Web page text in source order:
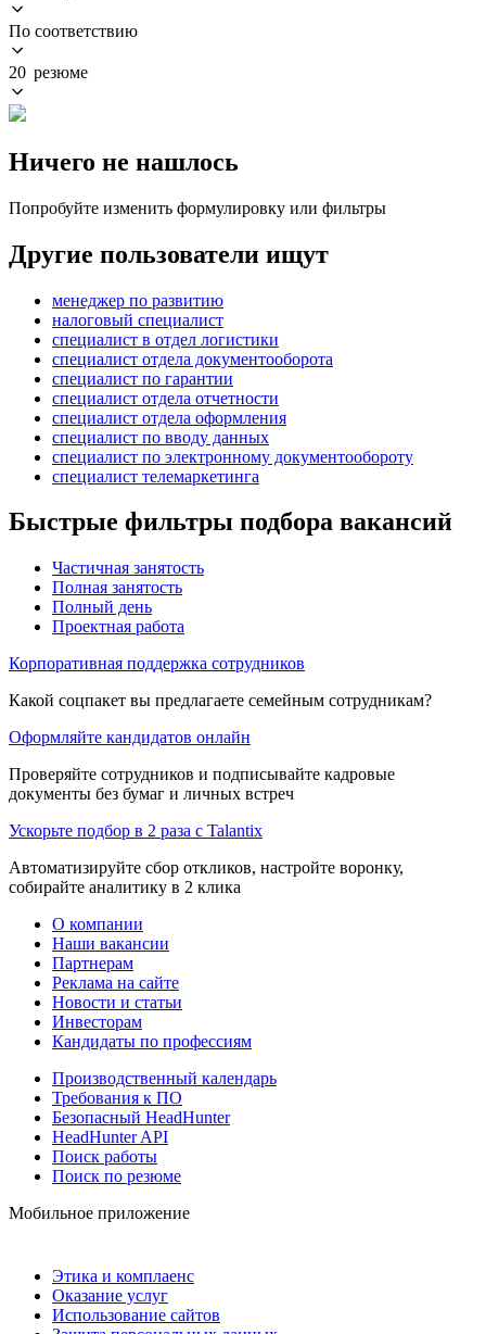
По соответствию
20 резюме
Ничего не нашлось
Попробуйте изменить формулировку или фильтры
Другие пользователи ищут
менеджер по развитию
налоговый специалист
специалист в отдел логистики
специалист отдела документооборота
специалист по гарантии
специалист отдела отчетности
специалист отдела оформления
специалист по вводу данных
специалист по электронному документообороту
специалист телемаркетинга
Быстрые фильтры подбора вакансий
Частичная занятость
Полная занятость
Полный день
Проектная работа
Корпоративная поддержка сотрудников
Какой соцпакет вы предлагаете семейным сотрудникам?
Оформляйте кандидатов онлайн
Проверяйте сотрудников и подписывайте кадровые
документы без бумаг и личных встреч
Ускорьте подбор в 2 раза с Talantix
Автоматизируйте сбор откликов, настройте воронку,
собирайте аналитику в 2 клика
О компании
Наши вакансии
Партнерам
Реклама на сайте
Новости и статьи
Инвесторам
Кандидаты по профессиям
Производственный календарь
Требования к ПО
Безопасный HeadHunter
HeadHunter API
Поиск работы
Поиск по резюме
Мобильное приложение
Этика и комплаенс
Оказание услуг
Использование сайтов